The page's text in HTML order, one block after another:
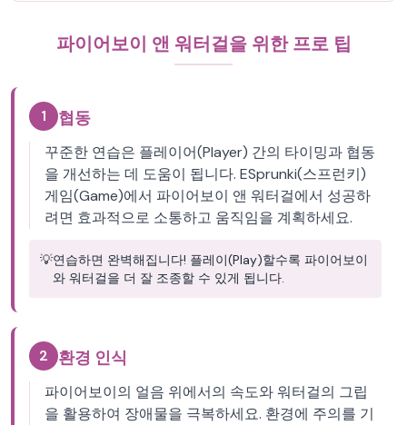
파이어보이 앤 워터걸을 위한 프로 팁
1 협동
꾸준한 연습은 플레이어(Player) 간의 타이밍과 협동
을 개선하는 데 도움이 됩니다. ESprunki(스프런키)
게임(Game)에서 파이어보이 앤 워터걸에서 성공하
려면 효과적으로 소통하고 움직임을 계획하세요.
💡연습하면 완벽해집니다! 플레이(Play)할수록 파이어보이
와 워터걸을 더 잘 조종할 수 있게 됩니다.
2 환경 인식
파이어보이의 얼음 위에서의 속도와 워터걸의 그립
을 활용하여 장애물을 극복하세요. 환경에 주의를 기